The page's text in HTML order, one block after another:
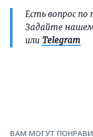
Есть вопрос по
Задайте
или Telegram
ВАМ МОГУТ